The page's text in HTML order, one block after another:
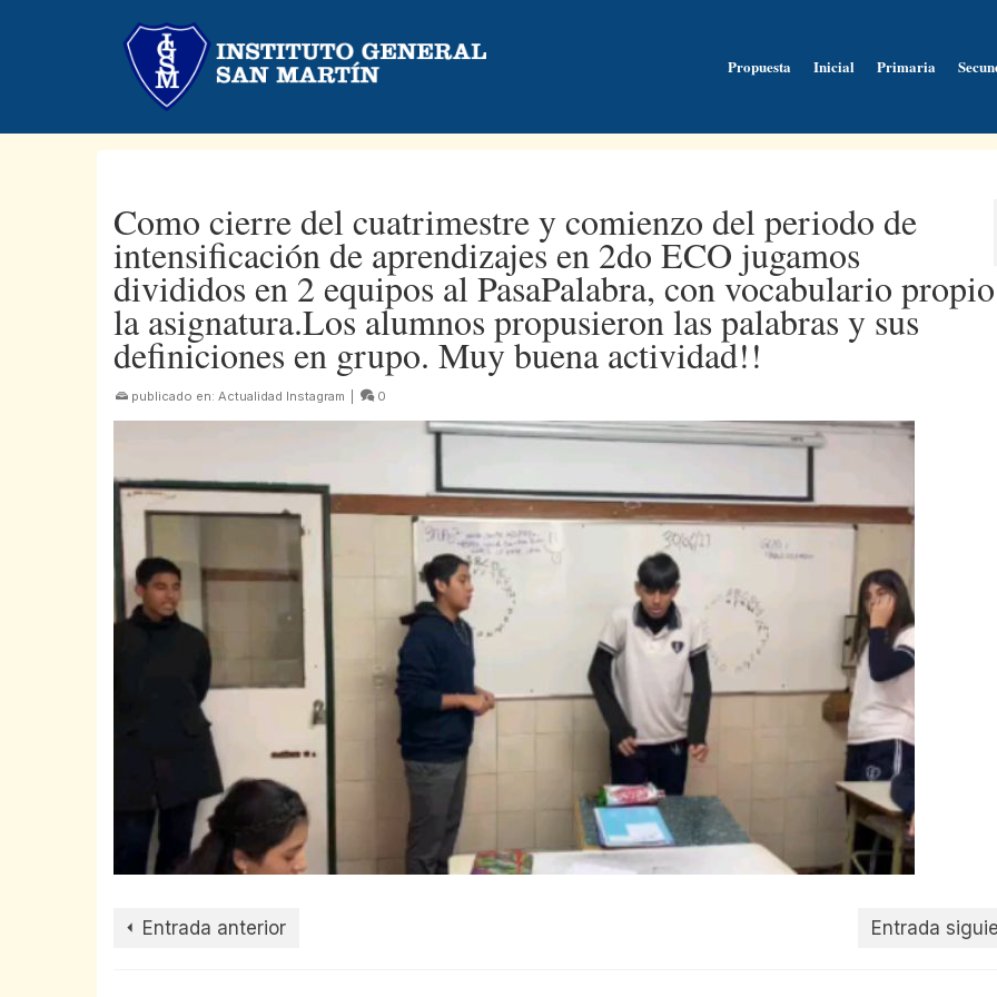
Propuesta Inicial Primaria
Como cierre del cuatrimestre y comienzo del periodo de
intensificación de aprendizajes en 2do ECO jugamos
divididos en 2 equipos al PasaPalabra, con vocabulario
la asignatura.Los alumnos propusieron las palabras y sus
definiciones en grupo. Muy buena actividad!!
publicado en: Actualidad Instagram 0
Entrada anterior Entrada